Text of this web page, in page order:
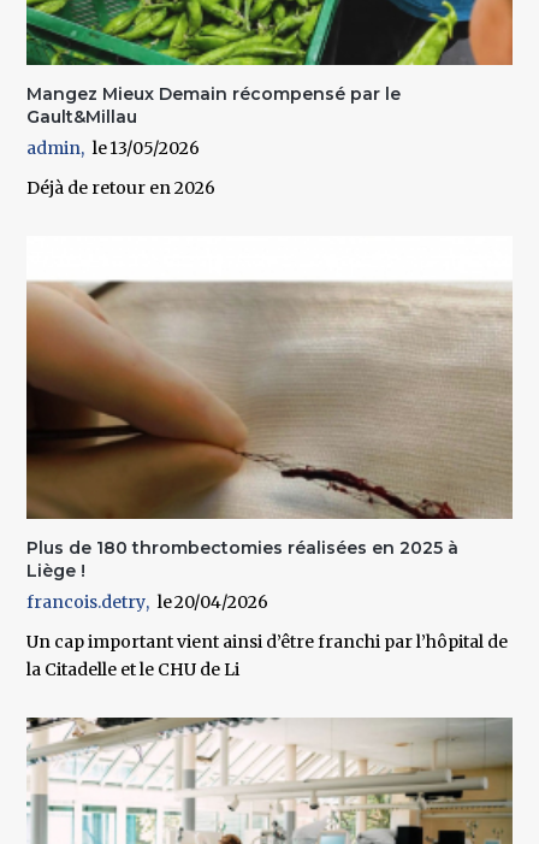
Mangez Mieux Demain récompensé par le
Gault&Millau
admin
13/05/2026
Déjà de retour en 2026
Plus de 180 thrombectomies réalisées en 2025 à
Liège !
francois.detry
20/04/2026
Un cap important vient ainsi d’être franchi par l’hôpital de
la Citadelle et le CHU de Li